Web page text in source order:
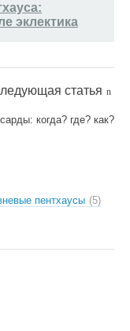
эклектика
статья
когда? где? как?
пентхаусы
5